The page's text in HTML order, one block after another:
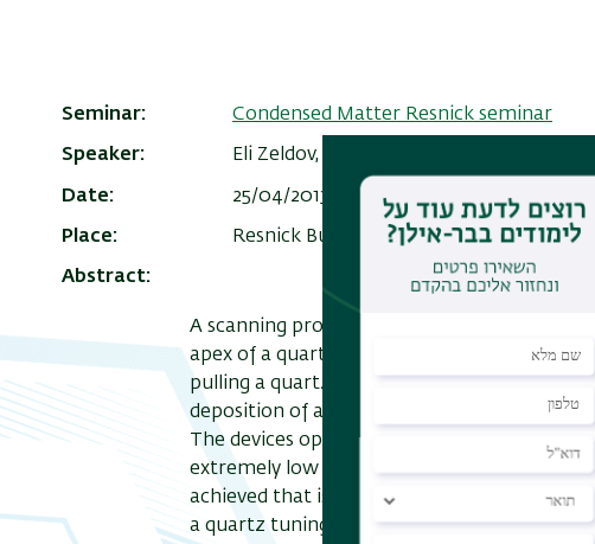
Seminar Condensed Matter Resnick seminar
Speaker Eli Zeldov, Weizmann Institute of Science
Date 25/04/2013 , 15:15 - Add to
Place Resnick Building 209, room 210
Abstract
A scanning probe microscope based on a
apex of a quartz tip has been developed.
pulling a quartz tube into a sharp pipette
deposition of a thin superconducting film
The devices operate at 4 K in applied
extremely low flux noise. As a result a
achieved that is sufficient for detecting the
a quartz tuning-fork based AFM technique